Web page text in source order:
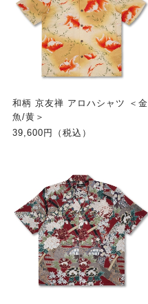
和柄 京友禅 アロハシャツ ＜金
魚/黄＞
39,600円（税込）